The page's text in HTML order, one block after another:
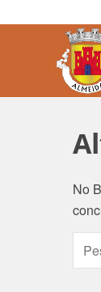
No